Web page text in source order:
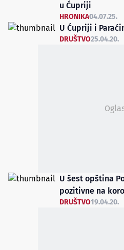
u Ćupriji
HRONIKA04.07.25.
U Ćupriji i
DRUŠTVO25.04.20.
U šest opština
pozitivne na
DRUŠTVO19.04.20.